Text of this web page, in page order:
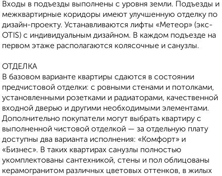
Входы в подъезды выполнены с уровня земли. Подъезды и
межквартирные коридоры имеют улучшенную отделку по
дизайн-проекту. Устанавливаются лифты «Метеор» (экс-
OTIS) с индивидуальным дизайном. В каждом подъезде на
первом этаже располагаются колясочные и санузлы.
ОТДЕЛКА
В базовом варианте квартиры сдаются в состоянии
предчистовой отделки: с ровными стенами и потолками,
установленными розетками и радиаторами, качественной
входной дверью и другими необходимыми элементами.
Дополнительно покупатели могут выбрать квартиру с
выполненной чистовой отделкой — за отдельную плату
доступны два варианта исполнения: «Комфорт» и
«Бизнес». В таких квартирах санузлы полностью
укомплектованы сантехникой, стены и пол облицованы
керамогранитом различных цветовых оттенков, в жилых